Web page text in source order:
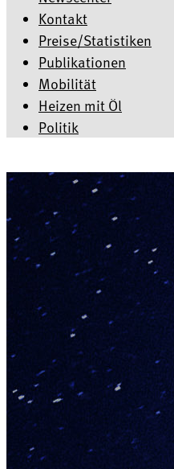
Kontakt
Preise/Statistiken
Publikationen
Mobilität
Heizen mit Öl
Politik